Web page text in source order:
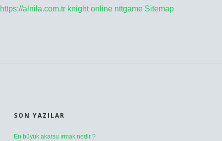
https://alnila.com.tr knight online nttgame Sitemap
SON YAZILAR
En büyük akarsu ırmak nedir ?